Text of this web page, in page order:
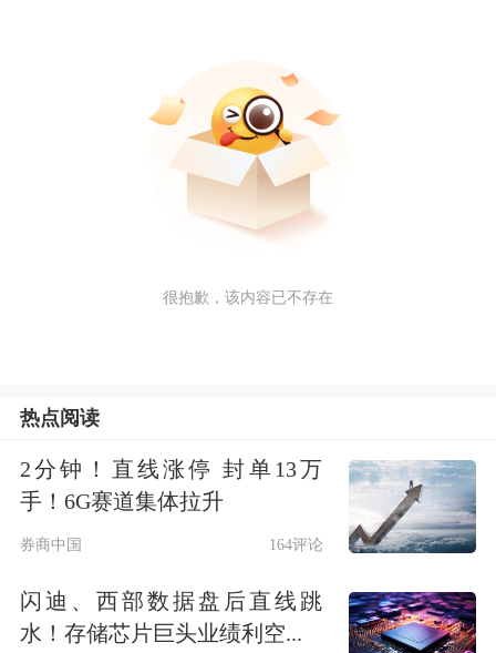
很抱歉，该内容已不存在
热点阅读
2分钟！直线涨停 封单13万
手！6G赛道集体拉升
券商中国 164评论
闪迪、西部数据盘后直线跳
水！存储芯片巨头业绩利空...